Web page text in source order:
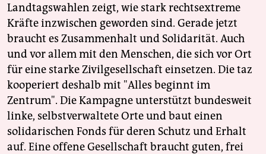
Landtagswahlen zeigt, wie stark rechtsextreme
Kräfte inzwischen geworden sind. Gerade jetzt
braucht es Zusammenhalt und Solidarität. Auch
und vor allem mit den Menschen, die sich vor Ort
für eine starke Zivilgesellschaft einsetzen. Die taz
kooperiert deshalb mit "Alles beginnt im
Zentrum". Die Kampagne unterstützt bundesweit
linke, selbstverwaltete Orte und baut einen
solidarischen Fonds für deren Schutz und Erhalt
auf. Eine offene Gesellschaft braucht guten, frei